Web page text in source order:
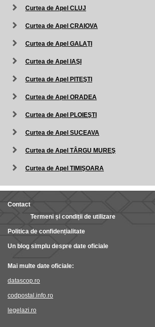
Curtea de Apel CLUJ
Curtea de Apel CRAIOVA
Curtea de Apel GALAŢI
Curtea de Apel IAŞI
Curtea de Apel PITEŞTI
Curtea de Apel ORADEA
Curtea de Apel PLOIEŞTI
Curtea de Apel SUCEAVA
Curtea de Apel TÂRGU MUREŞ
Curtea de Apel TIMIŞOARA
Contact
Termeni și condiții de utilizare
Politica de confidențialitate
Un blog simplu despre date oficiale
Mai multe date oficiale:
datascop.ro
codpostal.info.ro
legelazi.ro